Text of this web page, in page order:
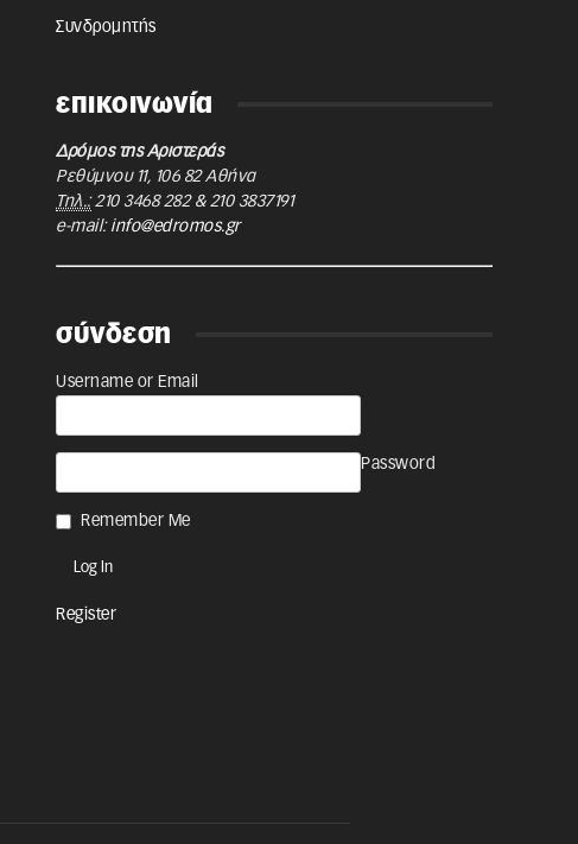
Συνδρομητής
επικοινωνία
Δρόμος της Αριστεράς
Ρεθύμνου 11, 106 82 Αθήνα
Τηλ.: 210 3468 282& 210 3837191
e-mail: info@edromos.gr
σύνδεση
Username or Email
Password
Remember Me
Register